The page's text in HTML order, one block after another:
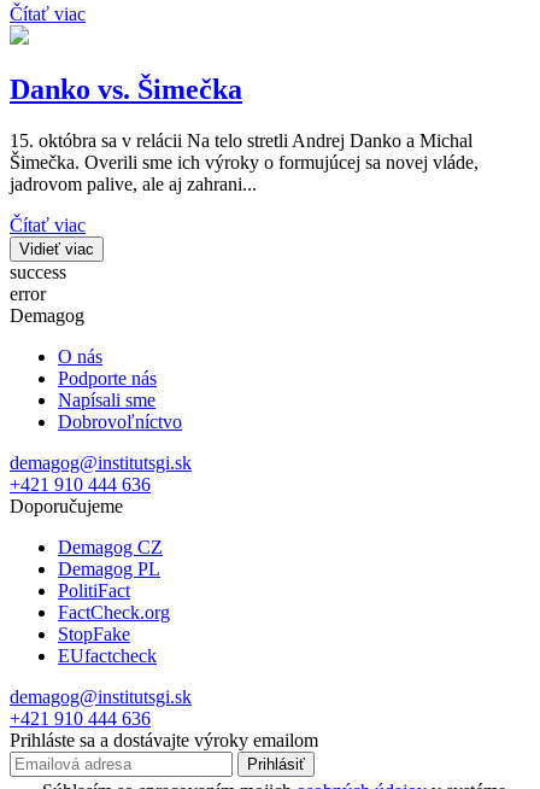
Čítať viac
Danko vs. Šimečka
15. októbra sa v relácii Na telo stretli Andrej Danko a Michal
Šimečka. Overili sme ich výroky o formujúcej sa novej vláde,
jadrovom palive, ale aj zahrani...
Čítať viac
Vidieť viac
success
error
Demagog
O nás
Podporte nás
Napísali sme
Dobrovoľníctvo
demagog@institutsgi.sk
+421 910 444 636
Doporučujeme
Demagog CZ
Demagog PL
PolitiFact
FactCheck.org
StopFake
EUfactcheck
demagog@institutsgi.sk
+421 910 444 636
Prihláste sa a dostávajte výroky emailom
Prihlásiť